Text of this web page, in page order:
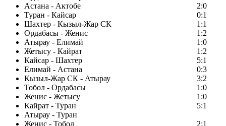
Астана - Актобе
2:0
Туран - Кайсар
0:1
Шахтер - Кызыл-Жар СК
1:1
Ордабасы - Женис
1:2
Атырау - Елимай
1:0
Жетысу - Кайрат
1:2
Кайсар - Шахтер
5:1
Елимай - Астана
0:3
Кызыл-Жар СК - Атырау
3:2
Тобол - Ордабасы
1:0
Женис - Жетысу
1:0
Кайрат - Туран
5:1
Атырау - Туран
Женис - Тобол
2:1